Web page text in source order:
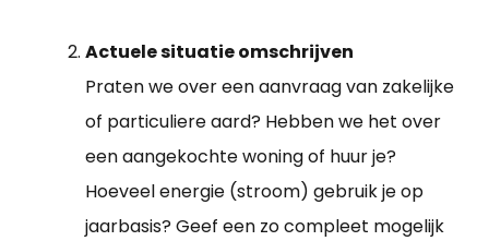
Actuele situatie omschrijven
Praten we over een aanvraag van zakelijke
of particuliere aard? Hebben we het over
een aangekochte woning of huur je?
Hoeveel energie (stroom) gebruik je op
jaarbasis? Geef een zo compleet mogelijk